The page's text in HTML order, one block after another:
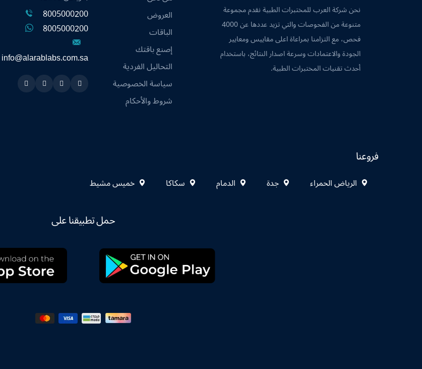
نحن شركة العرب للمختبرات الطبية نقدم مجموعة
متنوعة من الفحوصات والتي تزيد عددها عن 4000
فحص، مع التزامنا بمراعاة اعلى مقاييس ومعايير
الجودة والاعتمادات وسرعة اصدار النتائج، باستخدام
أحدث تقنيات المختبرات الطبية.
العروض
الباقات
إصنع باقتك
التحاليل الفردية
سياسة الخصوصية
شروط والأحكام
8005000200
8005000200
info@alarablabs.com.sa
Snapchat
Twitter
Linkedin
Instagram
فروعنا
الرياض الحمراء جدة الدمام سكاكا خميس مشيط
حمل تطبيقنا على